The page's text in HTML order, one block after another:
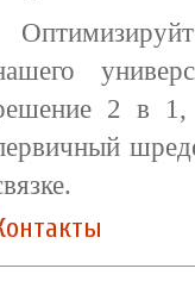
2 в 1,